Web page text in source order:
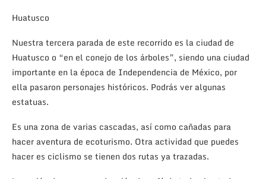
Huatusco
Nuestra tercera parada de este recorrido es la ciudad de
Huatusco o “en el conejo de los árboles”, siendo una ciudad
importante en la época de Independencia de México, por
ella pasaron personajes históricos. Podrás ver algunas
estatuas.
Es una zona de varias cascadas, así como cañadas para
hacer aventura de ecoturismo. Otra actividad que puedes
hacer es ciclismo se tienen dos rutas ya trazadas.